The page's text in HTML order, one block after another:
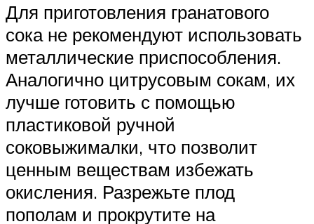
Для приготовления гранатового
сока не рекомендуют использовать
металлические приспособления.
Аналогично цитрусовым сокам, их
лучше готовить с помощью
пластиковой ручной
соковыжималки, что позволит
ценным веществам избежать
окисления. Разрежьте плод
пополам и прокрутите на